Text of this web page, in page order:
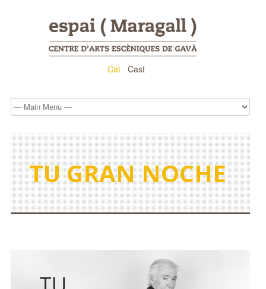
Cat Cast
TU GRAN NOCHE